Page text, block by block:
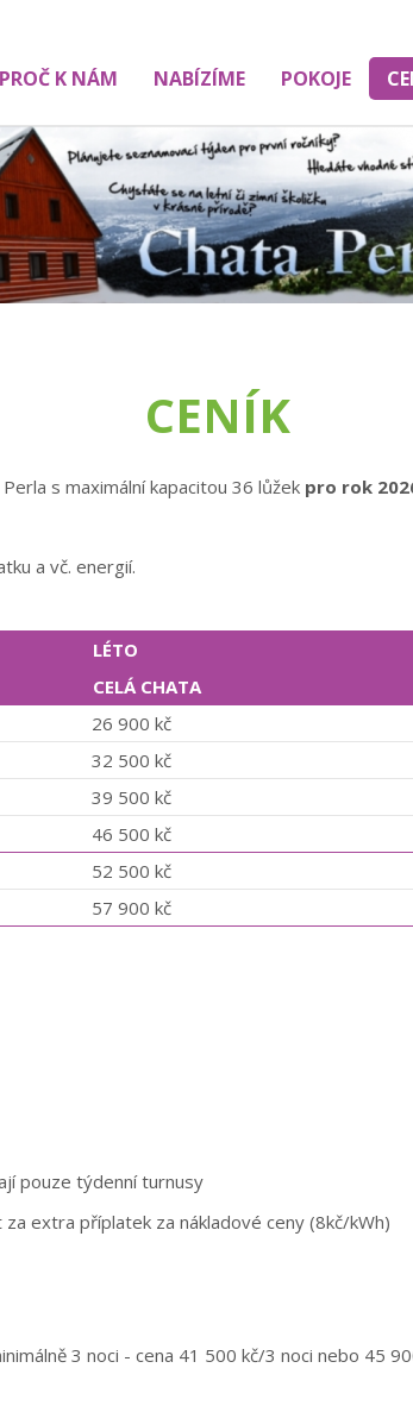
PROČ K NÁM NABÍZÍME POKOJE
CENÍK
s maximální kapacitou 36 lůžek pro rok
a vč. energií.
LÉTO
CELÁ CHATA
26 900 kč
32 500 kč
39 500 kč
46 500 kč
52 500 kč
57 900 kč
pouze týdenní turnusy
extra příplatek za nákladové ceny (8kč/kWh)
3 noci - cena 41 500 kč/3 noci nebo 45